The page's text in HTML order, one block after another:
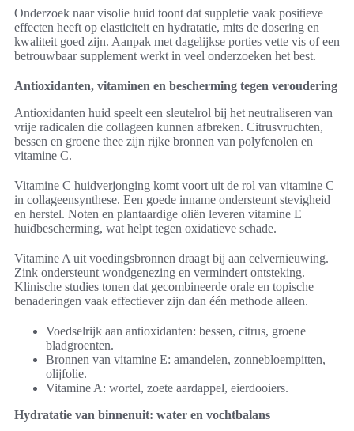
Onderzoek naar visolie huid toont dat suppletie vaak positieve
effecten heeft op elasticiteit en hydratatie, mits de dosering en
kwaliteit goed zijn. Aanpak met dagelijkse porties vette vis of een
betrouwbaar supplement werkt in veel onderzoeken het best.
Antioxidanten, vitaminen en bescherming tegen veroudering
Antioxidanten huid speelt een sleutelrol bij het neutraliseren van
vrije radicalen die collageen kunnen afbreken. Citrusvruchten,
bessen en groene thee zijn rijke bronnen van polyfenolen en
vitamine C.
Vitamine C huidverjonging komt voort uit de rol van vitamine C
in collageensynthese. Een goede inname ondersteunt stevigheid
en herstel. Noten en plantaardige oliën leveren vitamine E
huidbescherming, wat helpt tegen oxidatieve schade.
Vitamine A uit voedingsbronnen draagt bij aan celvernieuwing.
Zink ondersteunt wondgenezing en vermindert ontsteking.
Klinische studies tonen dat gecombineerde orale en topische
benaderingen vaak effectiever zijn dan één methode alleen.
Voedselrijk aan antioxidanten: bessen, citrus, groene
bladgroenten.
Bronnen van vitamine E: amandelen, zonnebloempitten,
olijfolie.
Vitamine A: wortel, zoete aardappel, eierdooiers.
Hydratatie van binnenuit: water en vochtbalans